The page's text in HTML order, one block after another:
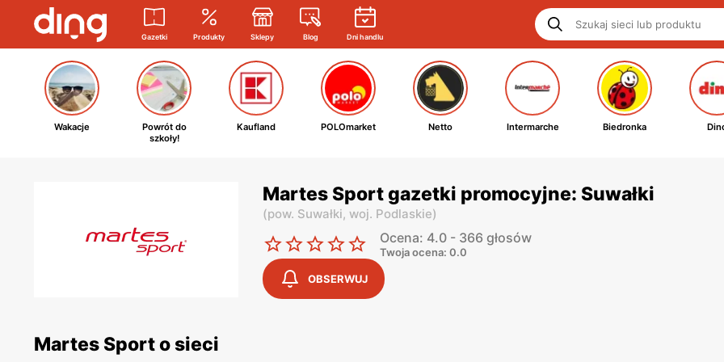
Gazetki Produkty Sklepy Blog Dni handlu
Wakacje
Powrót do
szkoły!
Kaufland POLOmarket Netto Intermarche Biedronka
Martes Sport gazetki promocyjne: Suwałki
(pow. Suwałki, woj. Podlaskie)
Ocena: 4.0 - 366 głosów
Twoja ocena: 0.0
OBSERWUJ
Martes Sport o sieci